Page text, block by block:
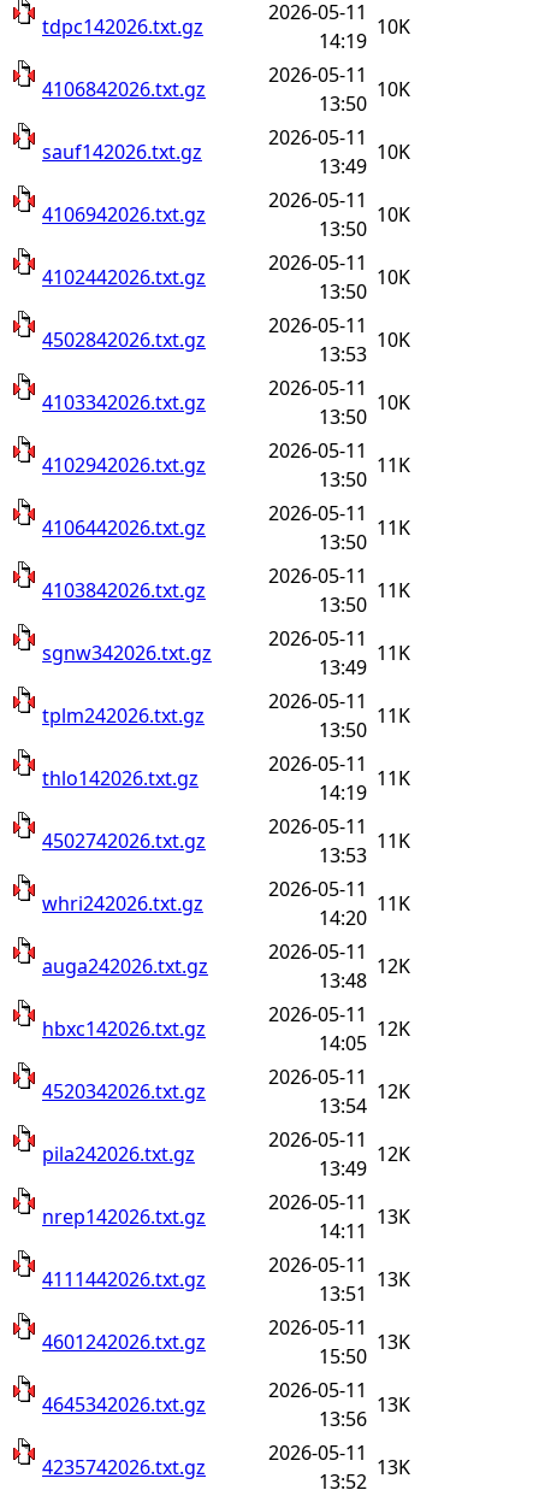
tdpc142026.txt.gz
2026-05-11
14:19
10K
4106842026.txt.gz
2026-05-11
13:50
10K
sauf142026.txt.gz
2026-05-11
13:49
10K
4106942026.txt.gz
2026-05-11
13:50
10K
4102442026.txt.gz
2026-05-11
13:50
10K
4502842026.txt.gz
2026-05-11
13:53
10K
4103342026.txt.gz
2026-05-11
13:50
10K
4102942026.txt.gz
2026-05-11
13:50
11K
4106442026.txt.gz
2026-05-11
13:50
11K
4103842026.txt.gz
2026-05-11
13:50
11K
sgnw342026.txt.gz
2026-05-11
13:49
11K
tplm242026.txt.gz
2026-05-11
13:50
11K
thlo142026.txt.gz
2026-05-11
14:19
11K
4502742026.txt.gz
2026-05-11
13:53
11K
whri242026.txt.gz
2026-05-11
14:20
11K
auga242026.txt.gz
2026-05-11
13:48
12K
hbxc142026.txt.gz
2026-05-11
14:05
12K
4520342026.txt.gz
2026-05-11
13:54
12K
pila242026.txt.gz
2026-05-11
13:49
12K
nrep142026.txt.gz
2026-05-11
14:11
13K
4111442026.txt.gz
2026-05-11
13:51
13K
4601242026.txt.gz
2026-05-11
15:50
13K
4645342026.txt.gz
2026-05-11
13:56
13K
4235742026.txt.gz
2026-05-11
13:52
13K